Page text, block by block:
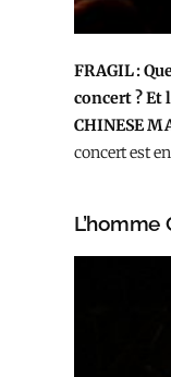
FRAGIL :
concert ? Et
CHINESE
concert est